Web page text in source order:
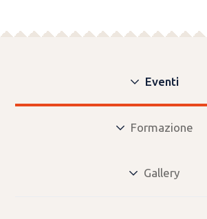
Eventi
Formazione
Gallery